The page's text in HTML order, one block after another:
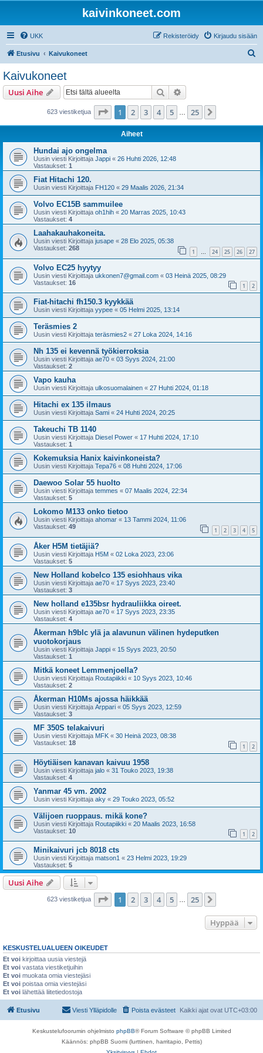
kaivinkoneet.com
UKK Kirjaudu sisään
Rekisteröidy
Etusivu Kaivukoneet
Kaivukoneet
Uusi Aihe Etsi
623 viestiketjua Sivu /25
1 2 3 4 5 25
Aiheet
Hundai ajo ongelma
Uusin viesti Kirjoittaja Jappi « 26 Huhti 2026, 12:48
Vastaukset: 1
Fiat Hitachi 120.
Uusin viesti Kirjoittaja FH120 « 29 Maalis 2026, 21:34
Volvo EC15B sammuilee
Uusin viesti Kirjoittaja oh1hih « 20 Marras 2025, 10:43
Vastaukset: 4
Laahakauhakoneita.
Uusin viesti Kirjoittaja jusape « 28 Elo 2025, 05:38
Vastaukset: 268 1 … 24 25 26 27
Volvo EC25 hyytyy
Uusin viesti Kirjoittaja ukkonen7@gmail.com « 03 Heinä 2025, 08:29
Vastaukset: 16 1 2
Fiat-hitachi fh150.3 kyykkää
Uusin viesti Kirjoittaja yypee « 05 Helmi 2025, 13:14
Teräsmies 2
Uusin viesti Kirjoittaja teräsmies2 « 27 Loka 2024, 14:16
Nh 135 ei kevennä työkierroksia
Uusin viesti Kirjoittaja ae70 « 03 Syys 2024, 21:00
Vastaukset: 2
Vapo kauha
Uusin viesti Kirjoittaja ulkosuomalainen « 27 Huhti 2024, 01:18
Hitachi ex 135 ilmaus
Uusin viesti Kirjoittaja Sami « 24 Huhti 2024, 20:25
Takeuchi TB 1140
Uusin viesti Kirjoittaja Diesel Power « 17 Huhti 2024, 17:10
Vastaukset: 1
Kokemuksia Hanix kaivinkoneista?
Uusin viesti Kirjoittaja Tepa76 « 08 Huhti 2024, 17:06
Daewoo Solar 55 huolto
Uusin viesti Kirjoittaja temmes « 07 Maalis 2024, 22:34
Vastaukset: 5
Lokomo M133 onko tietoo
Uusin viesti Kirjoittaja ahomar « 13 Tammi 2024, 11:06
Vastaukset: 49 1 2 3 4 5
Åker H5M tietäjiä?
Uusin viesti Kirjoittaja H5M « 02 Loka 2023, 23:06
Vastaukset: 5
New Holland kobelco 135 esiohhaus vika
Uusin viesti Kirjoittaja ae70 « 17 Syys 2023, 23:40
Vastaukset: 3
New holland e135bsr hydrauliikka oireet.
Uusin viesti Kirjoittaja ae70 « 17 Syys 2023, 23:35
Vastaukset: 4
Åkerman h9blc ylä ja alavunun välinen hydeputken
vuotokorjaus
Uusin viesti Kirjoittaja Jappi « 15 Syys 2023, 20:50
Vastaukset: 1
Mitkä koneet Lemmenjoella?
Uusin viesti Kirjoittaja Routapiikki « 10 Syys 2023, 10:46
Vastaukset: 2
Åkerman H10Ms ajossa häikkää
Uusin viesti Kirjoittaja Arppari « 05 Syys 2023, 12:59
Vastaukset: 3
MF 350S telakaivuri
Uusin viesti Kirjoittaja MFK « 30 Heinä 2023, 08:38
Vastaukset: 18 1 2
Höytiäisen kanavan kaivuu 1958
Uusin viesti Kirjoittaja jalo « 31 Touko 2023, 19:38
Vastaukset: 4
Yanmar 45 vm. 2002
Uusin viesti Kirjoittaja aky « 29 Touko 2023, 05:52
Välijoen ruoppaus. mikä kone?
Uusin viesti Kirjoittaja Routapiikki « 20 Maalis 2023, 16:58
Vastaukset: 10 1 2
Minikaivuri jcb 8018 cts
Uusin viesti Kirjoittaja matson1 « 23 Helmi 2023, 19:29
Vastaukset: 5
Uusi Aihe
623 viestiketjua Sivu /25
1 2 3 4 5 25
Hyppää
KESKUSTELUALUEEN OIKEUDET
Et voi kirjoittaa uusia viestejä
Et voi vastata viestiketjuihin
Et voi muokata omia viestejäsi
Et voi poistaa omia viestejäsi
Et voi lähettää liitetiedostoja
Etusivu Kaikki ajat ovat UTC+03:00
Poista evästeet
Viesti Ylläpidolle
Keskustelufoorumin ohjelmisto phpBB® Forum Software © phpBB Limited
Käännös: phpBB Suomi (lurttinen, harritapio, Pettis)